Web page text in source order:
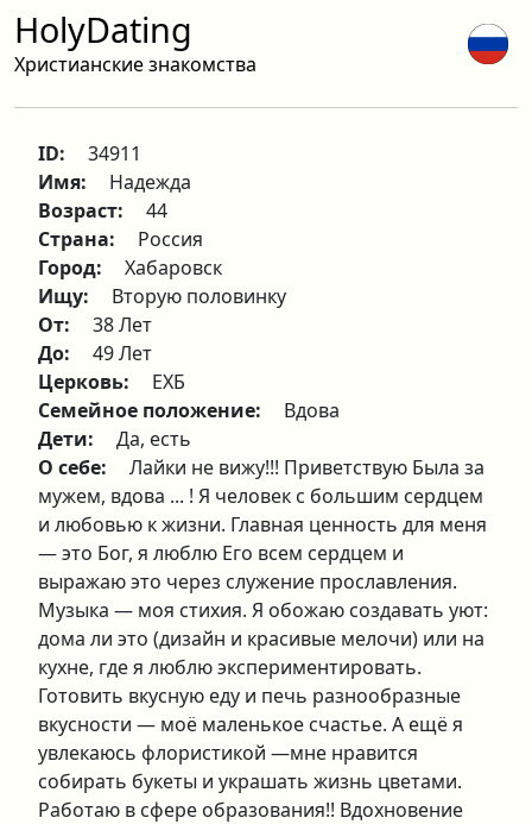
HolyDating
Христианские знакомства
ID:
34911
Имя:
Надежда
Возраст:
44
Страна:
Россия
Город:
Хабаровск
Ищу:
Вторую половинку
От:
38 Лет
До:
49 Лет
Церковь:
ЕХБ
Семейное положение:
Вдова
Дети:
Да, есть
О себе:
Лайки не вижу!!! Приветствую Была за
мужем, вдова ... ! Я человек с большим сердцем
и любовью к жизни. Главная ценность для меня
— это Бог, я люблю Его всем сердцем и
выражаю это через служение прославления.
Музыка — моя стихия. Я обожаю создавать уют:
дома ли это (дизайн и красивые мелочи) или на
кухне, где я люблю экспериментировать.
Готовить вкусную еду и печь разнообразные
вкусности — моё маленькое счастье. А ещё я
увлекаюсь флористикой —мне нравится
собирать букеты и украшать жизнь цветами.
Работаю в сфере образования!! Вдохновение